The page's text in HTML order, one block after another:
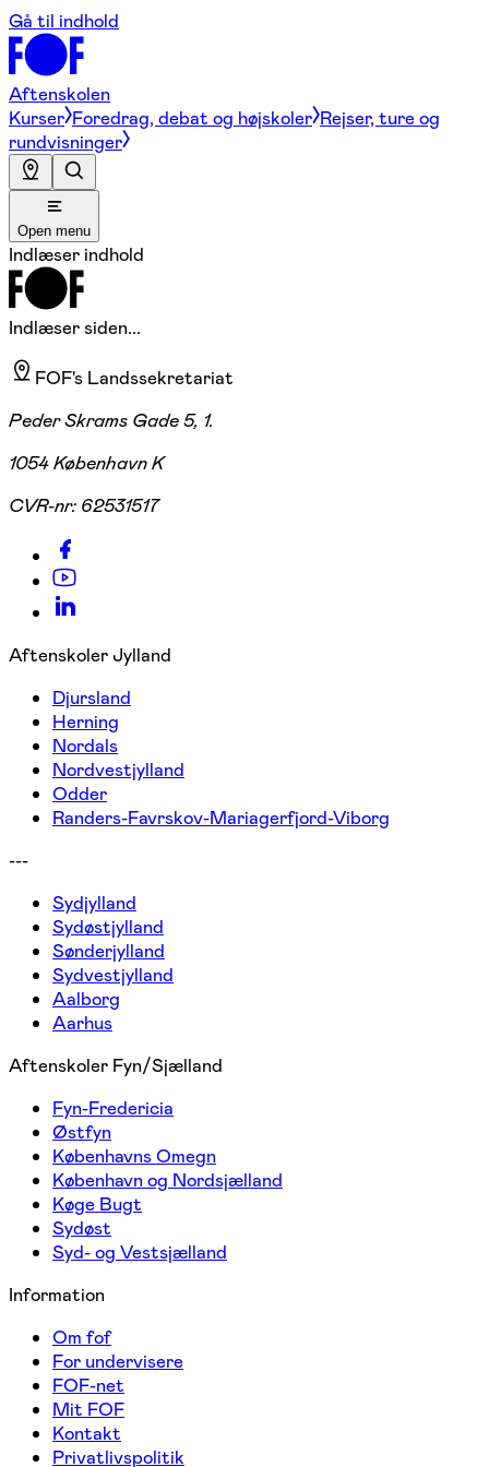
Gå til indhold
Aftenskolen
Kurser Foredrag, debat og højskoler Rejser, ture og
rundvisninger
Open menu
Indlæser indhold
Indlæser siden...
FOF's Landssekretariat
Peder Skrams Gade 5, 1.
1054 København K
CVR-nr: 62531517
Aftenskoler Jylland
Djursland
Herning
Nordals
Nordvestjylland
Odder
Randers-Favrskov-Mariagerfjord-Viborg
---
Sydjylland
Sydøstjylland
Sønderjylland
Sydvestjylland
Aalborg
Aarhus
Aftenskoler Fyn/Sjælland
Fyn-Fredericia
Østfyn
Københavns Omegn
København og Nordsjælland
Køge Bugt
Sydøst
Syd- og Vestsjælland
Information
Om fof
For undervisere
FOF-net
Mit FOF
Kontakt
Privatlivspolitik